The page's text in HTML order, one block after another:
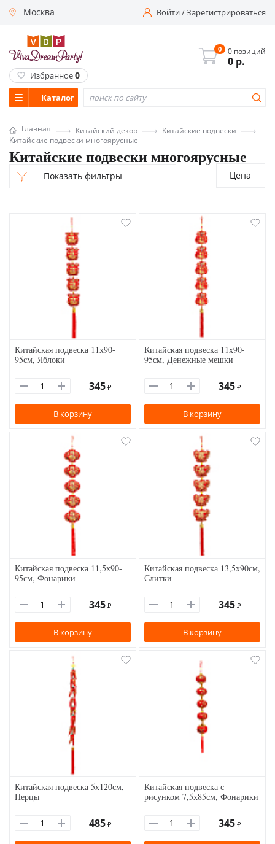
Москва Войти/Зарегистрироваться
Каталог
0 0 позиций
0 р.
Избранное0
Главная Китайский декор
Китайские подвески
Китайские подвески многоярусные
Китайские подвески многоярусные
Показать фильтры Цена
Китайская подвеска 11х90-
95см, Яблоки
345 ₽
В корзину
Китайская подвеска 11х90-
95см, Денежные мешки
345 ₽
В корзину
Китайская подвеска 11,5х90-
95см, Фонарики
345 ₽
В корзину
Китайская подвеска 13,5х90см,
Слитки
345 ₽
В корзину
Китайская подвеска 5х120см,
Перцы
485 ₽
Китайская подвеска с
рисунком 7,5х85см, Фонарики
345 ₽